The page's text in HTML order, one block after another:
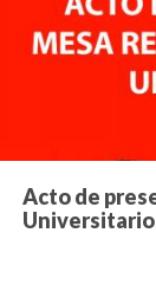
Acto de